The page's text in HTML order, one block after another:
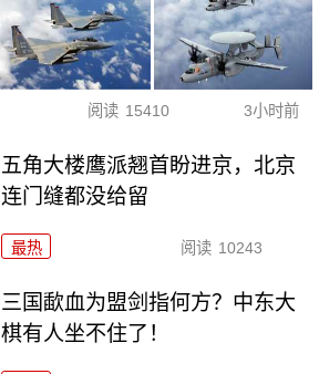
阅读 15410 3小时前
五角大楼鹰派翘首盼进京，北京
连门缝都没给留
最热 阅读 10243
三国歃血为盟剑指何方？中东大
棋有人坐不住了！